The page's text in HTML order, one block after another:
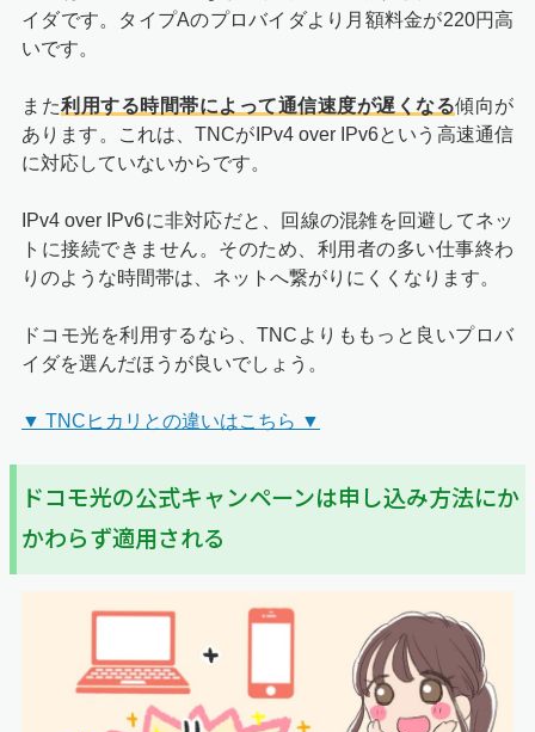
イダです。タイプAのプロバイダより月額料金が220円高
いです。
また利用する時間帯によって通信速度が遅くなる傾向が
あります。これは、TNCがIPv4 over IPv6という高速通信
に対応していないからです。
IPv4 over IPv6に非対応だと、回線の混雑を回避してネッ
トに接続できません。そのため、利用者の多い仕事終わ
りのような時間帯は、ネットへ繋がりにくくなります。
ドコモ光を利用するなら、TNCよりももっと良いプロバ
イダを選んだほうが良いでしょう。
▼ TNCヒカリとの違いはこちら ▼
ドコモ光の公式キャンペーンは申し込み方法にか
かわらず適用される